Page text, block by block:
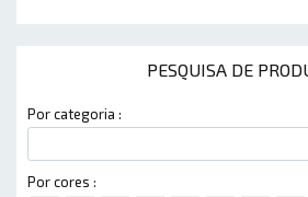
PESQUISA DE
Por categoria :
Por cores :